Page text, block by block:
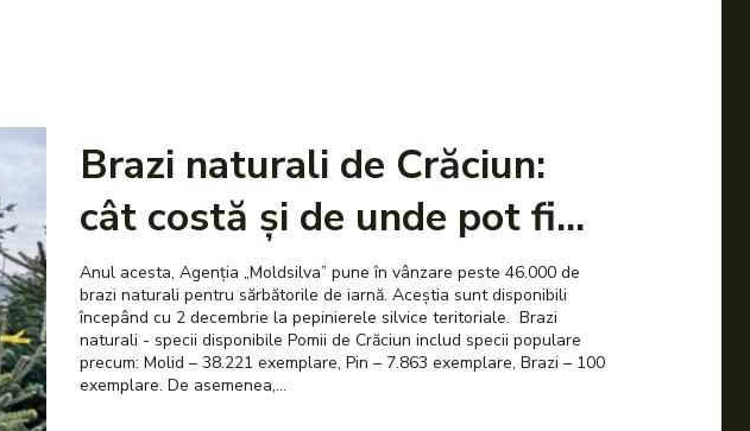
Brazi naturali de Crăciun:
cât costă și de unde pot fi...
Anul acesta, Agenția „Moldsilva” pune în vânzare peste 46.000 de
brazi naturali pentru sărbătorile de iarnă. Aceștia sunt disponibili
începând cu 2 decembrie la pepinierele silvice teritoriale. Brazi
naturali - specii disponibile Pomii de Crăciun includ specii populare
precum: Molid – 38.221 exemplare, Pin – 7.863 exemplare, Brazi – 100
exemplare. De asemenea,...